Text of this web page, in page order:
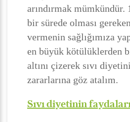
arındırmak mümkündür.
bir sürede olması
vermenin sağlığımıza
en büyük kötülüklerden
altını çizerek sıvı
zararlarına göz atalım.
Sıvı diyetinin